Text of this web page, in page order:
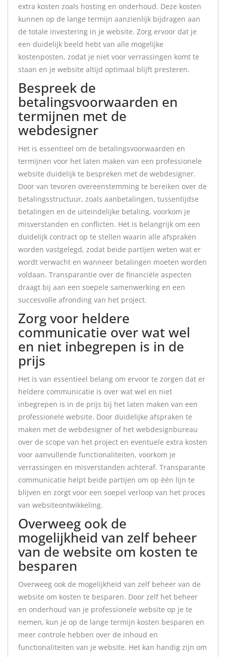
extra kosten zoals hosting en onderhoud. Deze kosten
kunnen op de lange termijn aanzienlijk bijdragen aan
de totale investering in je website. Zorg ervoor dat je
een duidelijk beeld hebt van alle mogelijke
kostenposten, zodat je niet voor verrassingen komt te
staan en je website altijd optimaal blijft presteren.
Bespreek de
betalingsvoorwaarden en
termijnen met de
webdesigner
Het is essentieel om de betalingsvoorwaarden en
termijnen voor het laten maken van een professionele
website duidelijk te bespreken met de webdesigner.
Door van tevoren overeenstemming te bereiken over de
betalingsstructuur, zoals aanbetalingen, tussentijdse
betalingen en de uiteindelijke betaling, voorkom je
misverstanden en conflicten. Het is belangrijk om een
duidelijk contract op te stellen waarin alle afspraken
worden vastgelegd, zodat beide partijen weten wat er
wordt verwacht en wanneer betalingen moeten worden
voldaan. Transparantie over de financiële aspecten
draagt bij aan een soepele samenwerking en een
succesvolle afronding van het project.
Zorg voor heldere
communicatie over wat wel
en niet inbegrepen is in de
prijs
Het is van essentieel belang om ervoor te zorgen dat er
heldere communicatie is over wat wel en niet
inbegrepen is in de prijs bij het laten maken van een
professionele website. Door duidelijke afspraken te
maken met de webdesigner of het webdesignbureau
over de scope van het project en eventuele extra kosten
voor aanvullende functionaliteiten, voorkom je
verrassingen en misverstanden achteraf. Transparante
communicatie helpt beide partijen om op één lijn te
blijven en zorgt voor een soepel verloop van het proces
van websiteontwikkeling.
Overweeg ook de
mogelijkheid van zelf beheer
van de website om kosten te
besparen
Overweeg ook de mogelijkheid van zelf beheer van de
website om kosten te besparen. Door zelf het beheer
en onderhoud van je professionele website op je te
nemen, kun je op de lange termijn kosten besparen en
meer controle hebben over de inhoud en
functionaliteiten van je website. Het kan handig zijn om